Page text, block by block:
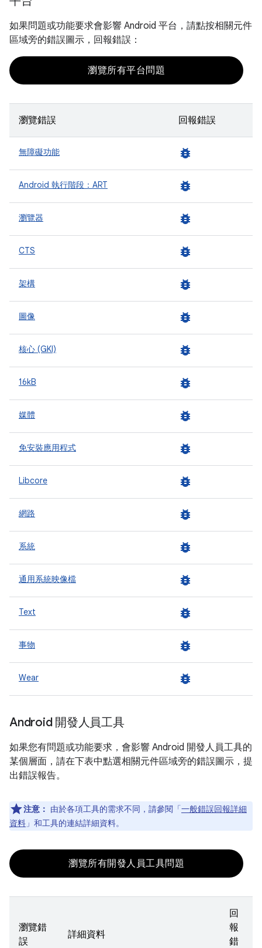
如果問題或功能要求會影響 Android 平台，請點按相關元件
區域旁的錯誤圖示，回報錯誤：
瀏覽所有平台問題
瀏覽錯誤 回報錯誤
無障礙功能 bug_report
Android 執行階段：ART bug_report
瀏覽器 bug_report
CTS bug_report
架構 bug_report
圖像 bug_report
核心 (GKI) bug_report
16kB bug_report
媒體 bug_report
免安裝應用程式 bug_report
Libcore bug_report
網路 bug_report
系統 bug_report
通用系統映像檔 bug_report
Text bug_report
事物 bug_report
Wear bug_report
Android 開發人員工具
如果您有問題或功能要求，會影響 Android 開發人員工具的
某個層面，請在下表中點選相關元件區域旁的錯誤圖示，提
出錯誤報告。
注意： 由於各項工具的需求不同，請參閱「一般錯誤回報詳細
資料 」和工具的連結詳細資料。
瀏覽所有開發人員工具問題
瀏覽錯
誤
詳細資料
回
報
錯